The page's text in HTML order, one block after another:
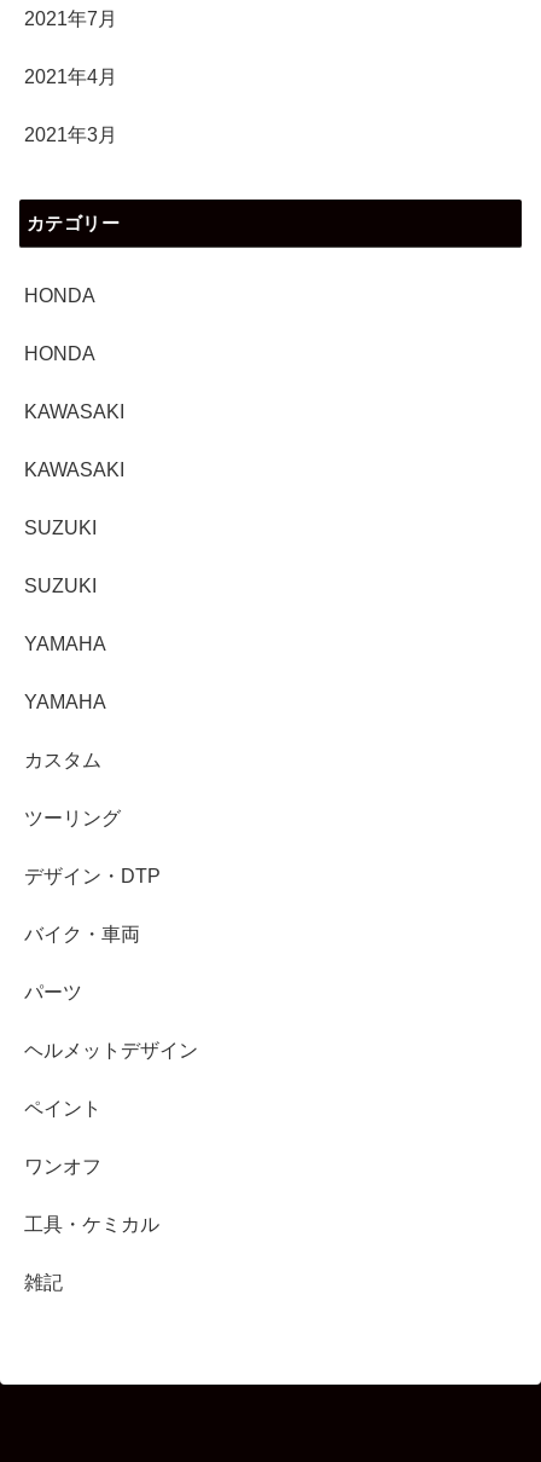
2021年7月
2021年4月
2021年3月
カテゴリー
HONDA
HONDA
KAWASAKI
KAWASAKI
SUZUKI
SUZUKI
YAMAHA
YAMAHA
カスタム
ツーリング
デザイン・DTP
バイク・車両
パーツ
ヘルメットデザイン
ペイント
ワンオフ
工具・ケミカル
雑記